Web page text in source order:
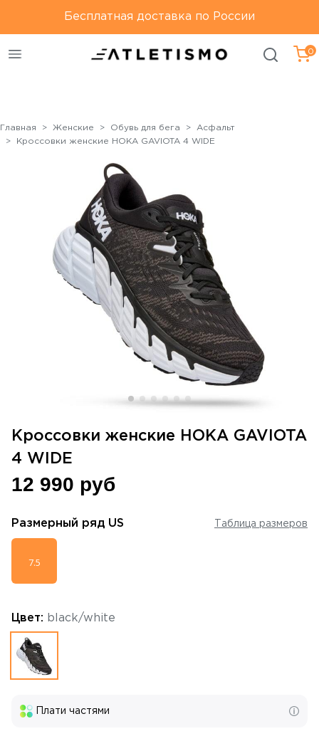
Только оригинальная
продукция
Бесплатная доставка по
России
Бесплатная доставка по России
0
Главная Женские Обувь для бега
Асфальт
Кроссовки женские HOKA GAVIOTA 4 WIDE
Кроссовки женские HOKA GAVIOTA
4 WIDE
12 990 руб
Размерный ряд US Таблица размеров
7.5
Цвет: black/white
Плати частями